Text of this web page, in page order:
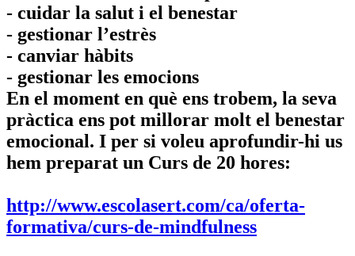
- cuidar la salut i el benestar
- gestionar l’estrès
- canviar hàbits
- gestionar les emocions
En el moment en què ens trobem, la seva
pràctica ens pot millorar molt el benestar
emocional. I per si voleu aprofundir-hi us
hem preparat un Curs de 20 hores:
http://www.escolasert.com/ca/oferta-
formativa/curs-de-mindfulness